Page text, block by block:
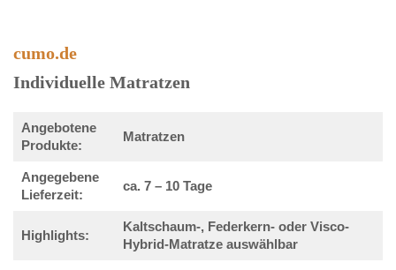
cumo.de
Individuelle Matratzen
Angebotene
Produkte:
Matratzen
Angegebene
Lieferzeit:
ca. 7 – 10 Tage
Highlights:
Kaltschaum-, Federkern- oder Visco-
Hybrid-Matratze auswählbar